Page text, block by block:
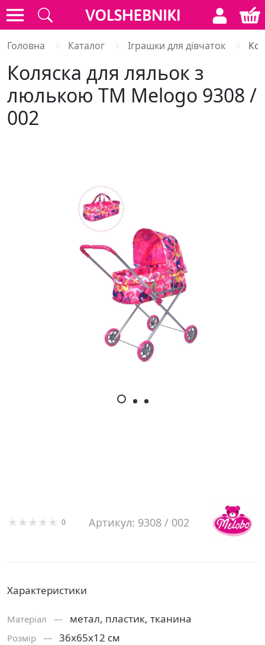
Головна Каталог Іграшки для дівчаток
Коляска для ляльок з
люлькою ТМ Melogo 9308 /
002
0 Артикул: 9308 / 002
Характеристики
Матерiал — метал, пластик, тканина
Розмiр — 36x65x12 см